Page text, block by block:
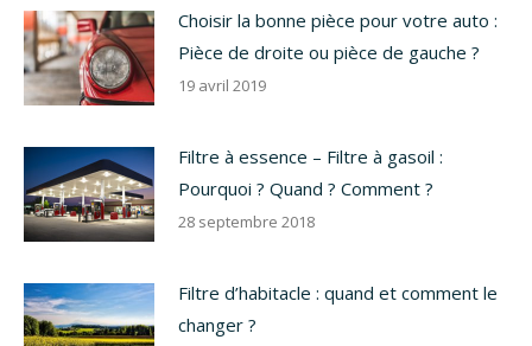
Choisir la bonne pièce pour votre auto :
Pièce de droite ou pièce de gauche ?
19 avril 2019
Filtre à essence – Filtre à gasoil :
Pourquoi ? Quand ? Comment ?
28 septembre 2018
Filtre d’habitacle : quand et comment le
changer ?